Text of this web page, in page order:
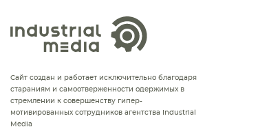
Сайт создан и работает исключительно благодаря
стараниям и самоотверженности одержимых в
стремлении к совершенству гипер-
мотивированных сотрудников агентства Industrial
Media